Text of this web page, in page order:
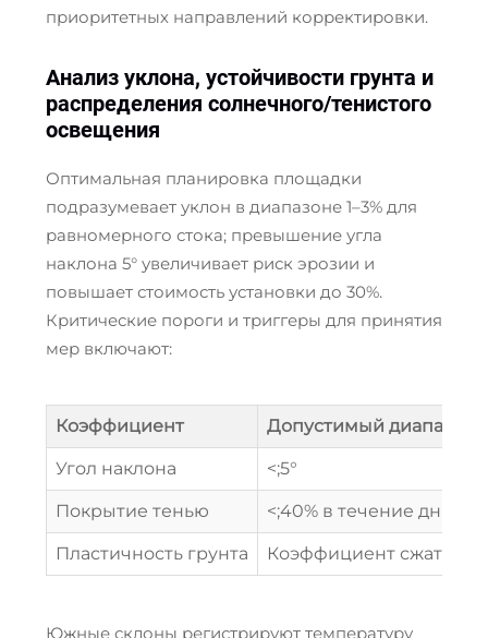
приоритетных направлений корректировки.
Анализ уклона, устойчивости грунта и
распределения солнечного/тенистого
освещения
Оптимальная планировка площадки
подразумевает уклон в диапазоне 1–3% для
равномерного стока; превышение угла
наклона 5° увеличивает риск эрозии и
повышает стоимость установки до 30%.
Критические пороги и триггеры для принятия
мер включают:
Коэффициент Допустимый диапазон
Угол наклона <;5°
Покрытие тенью <;40% в течение дня
Пластичность грунта Коэффициент сжатия
Южные склоны регистрируют температуру